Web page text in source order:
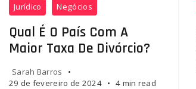
Jurídico Negócios
Qual É O País Com A
Maior Taxa De Divórcio?
Sarah Barros
29 de fevereiro de 2024
4 min read